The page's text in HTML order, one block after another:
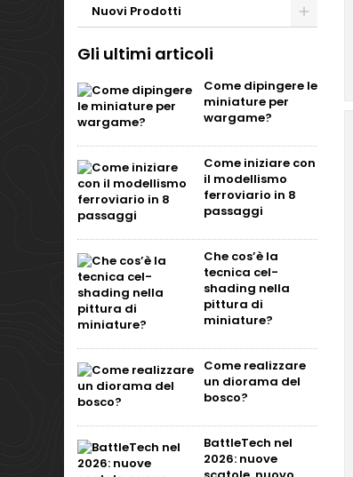
Nuovi Prodotti
Gli ultimi articoli
Come dipingere le
miniature per
wargame?
Come iniziare con
il modellismo
ferroviario in 8
passaggi
Che cos’è la
tecnica cel-
shading nella
pittura di
miniature?
Come realizzare
un diorama del
bosco?
BattleTech nel
2026: nuove